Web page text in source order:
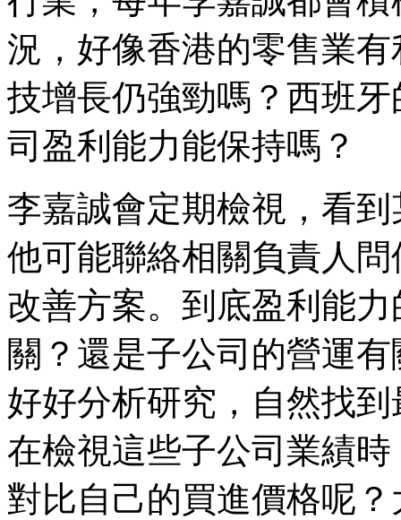
況，好像香港的零售業
技增長仍強勁嗎？西班
司盈利能力能保持嗎？
李嘉誠會定期檢視，看
他可能聯絡相關負責人
改善方案。到底盈利能
關？還是子公司的營運
好好分析研究，自然找
在檢視這些子公司業績
對比自己的買進價格呢